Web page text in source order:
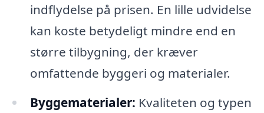
indflydelse på prisen. En lille udvidelse
kan koste betydeligt mindre end en
større tilbygning, der kræver
omfattende byggeri og materialer.
Byggematerialer: Kvaliteten og typen